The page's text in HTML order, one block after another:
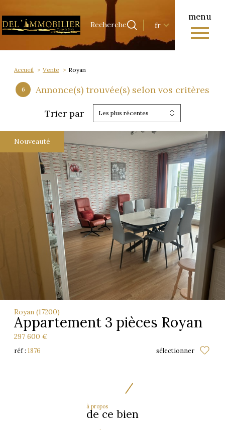
menu
Recherche
fr
Accueil Recherche 0
Langue
fr
Accueil Vente Royan
6 Annonce(s) trouvée(s) selon vos critères
Trier par Les plus récentes
Nouveauté
à propos
de ce bien
Royan (17200)
Appartement 3 pièces Royan
297 600 €
réf : 1876 sélectionner